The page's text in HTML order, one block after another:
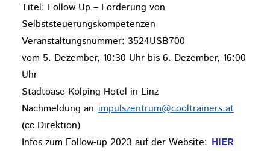
Titel: Follow Up – Förderung von
Selbststeuerungskompetenzen
Veranstaltungsnummer: 3524USB700
vom 5. Dezember, 10:30 Uhr bis 6. Dezember, 16:00
Uhr
Stadtoase Kolping Hotel in Linz
Nachmeldung an impulszentrum@cooltrainers.at
(cc Direktion)
Infos zum Follow-up 2023 auf der Website: HIER